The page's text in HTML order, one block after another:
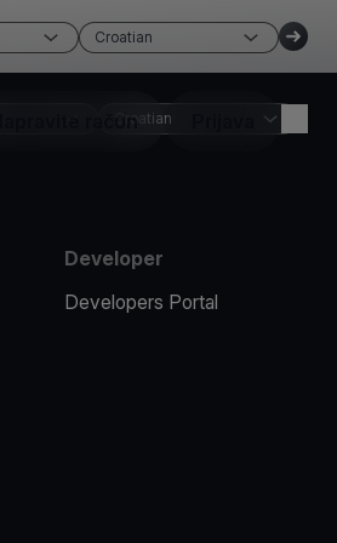
Croatian
Napravite računCroatian
Developer
Developers Portal